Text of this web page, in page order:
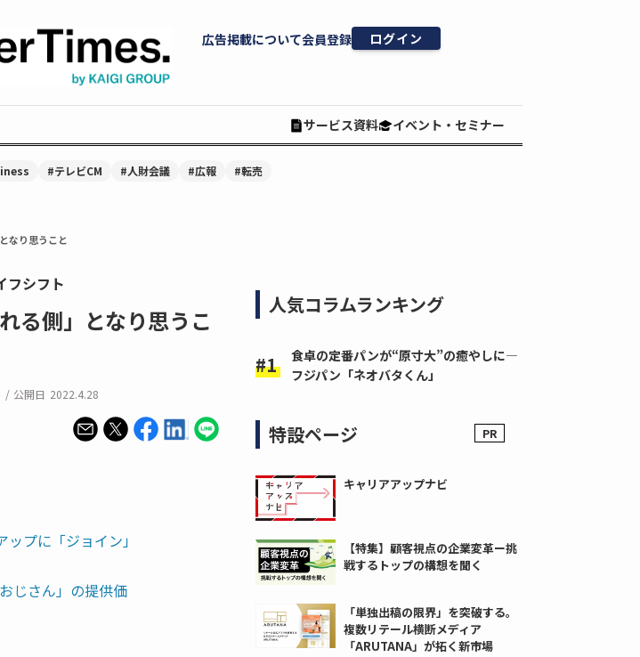
広告掲載について会員登録 ログイン
サービス資料 イベント・セミナー
#テレビCM #人財会議 #広報 #転売
なり思うこと
フシフト
る側」となり思うこ
/ 公開日 2022.4.28
プに「ジョイン」
じさん」の提供価
人気コラムランキング
食卓の定番パンが“原寸大”の癒やしに―
フジパン「ネオバタくん」
特設ページ
キャリアアップナビ
【特集】顧客視点の企業変革ー挑
戦するトップの構想を聞く
「単独出稿の限界」を突破する。
複数リテール横断メディア
「ARUTANA」が拓く新市場